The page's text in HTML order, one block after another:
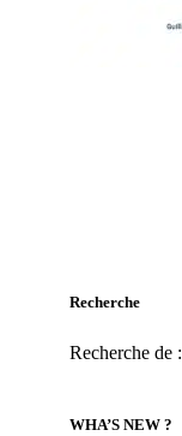
Recherche
Recherche de :
WHA’S NEW ?